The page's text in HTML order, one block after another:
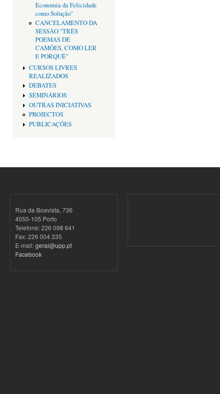
Economia da Felicidade
como Solução"
CANCELAMENTO DA
SESSÂO "TRÊS
POEMAS DE
CAMÕES, COMO LER
E PORQUÊ"
CURSOS LIVRES
REALIZADOS
DEBATES
SEMINÁRIOS
OUTRAS INICIATIVAS
PROJECTOS
PUBLICAÇÕES
Rua da Boavista, 736
4050-105 Porto
Telefone: 226 098 641
Fax: 226 004 335
E-mail:geral@upp.pt
Facebook